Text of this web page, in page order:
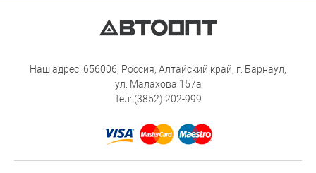
Наш адрес: 656006, Россия, Алтайский край, г. Барнаул,
ул. Малахова 157а
Тел: (3852) 202-999